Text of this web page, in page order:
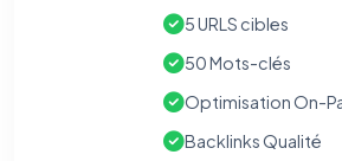
5 URLS cibles
50 Mots-clés
Optimisation On-
Backlinks Qualité
Cookies essentiels
Nécessaires au fonctionnement du site :
mémorisation de vos choix de consentement.
peuvent pas être désactivés.